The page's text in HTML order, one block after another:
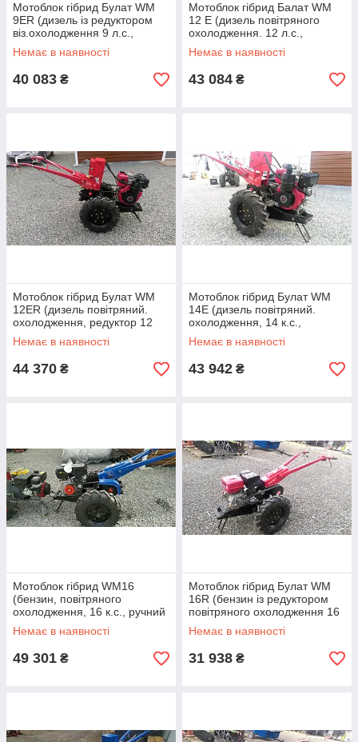
Мотоблок гібрид Булат WM
9ER (дизель із редуктором
віз.охолодження 9 л.с.,
електростарт)
Немає в наявності
40 083 ₴
Мотоблок гібрид Балат WM
12 Е (дизель повітряного
охолодження. 12 л.с.,
знімний циліндр,
електростартер)
Немає в наявності
43 084 ₴
Мотоблок гібрид Булат WM
12ЕR (дизель повітряний.
охолодження, редуктор 12
к.с., електростартер)
Немає в наявності
44 370 ₴
Мотоблок гібрид Булат WM
14Е (дизель повітряний.
охолодження, 14 к.с.,
електростартер)
Немає в наявності
43 942 ₴
Мотоблок гібрид WM16
(бензин, повітряного
охолодження, 16 к.с., ручний
стартер)
Немає в наявності
49 301 ₴
Мотоблок гібрид Булат WM
16R (бензин із редуктором
повітряного охолодження 16
к.с., ручний стартер)
Немає в наявності
31 938 ₴